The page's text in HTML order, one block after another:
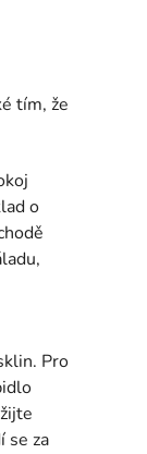
tím, že
o
Pro
se za